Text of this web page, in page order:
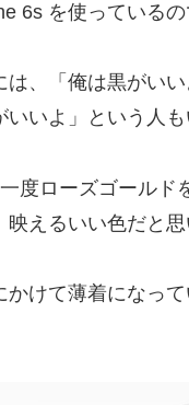
6s を使っている
は、「俺は黒がい
いいよ」という人
度ローズゴールド
映えるいい色だと思
かけて薄着になっ